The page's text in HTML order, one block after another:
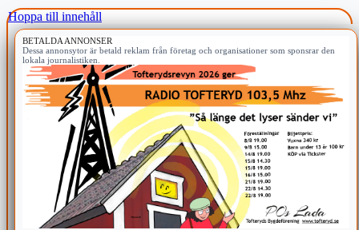
Hoppa till innehåll
BETALDA ANNONSER
Dessa annonsytor är betald reklam från företag och organisationer som sponsrar den
lokala journalistiken.